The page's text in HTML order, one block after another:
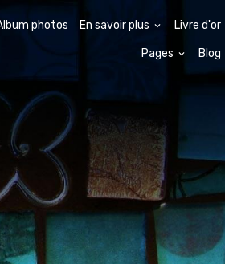
photos En savoir plus Livre d'or
Pages Blog